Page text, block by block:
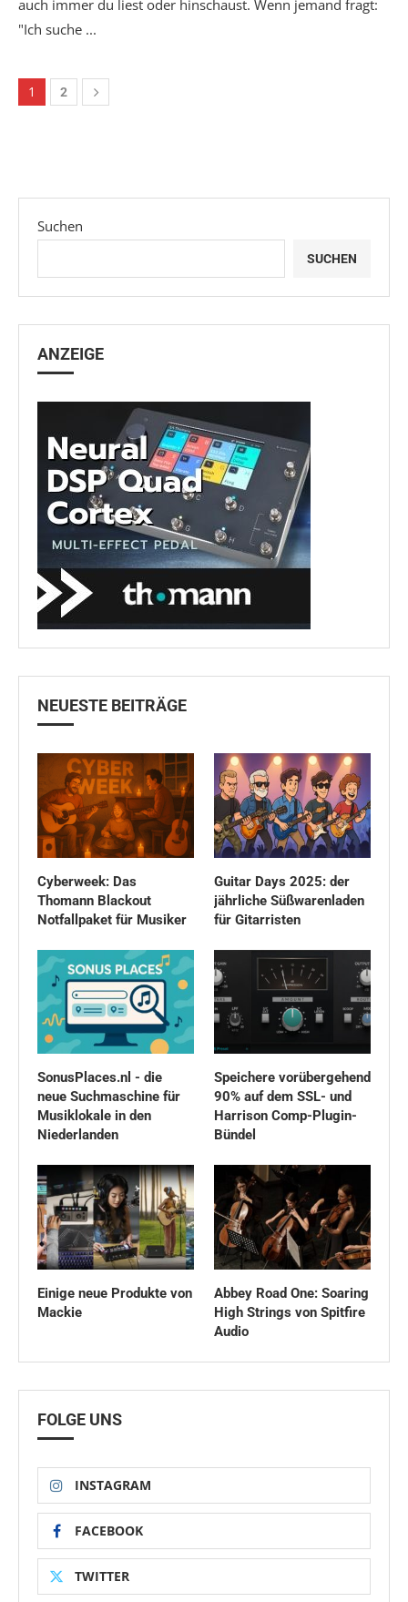
auch immer du liest oder hinschaust. Wenn jemand fragt:
"Ich suche ...
1 2
Suchen
SUCHEN
ANZEIGE
NEUESTE BEITRÄGE
Cyberweek: Das
Thomann Blackout
Notfallpaket für Musiker
Guitar Days 2025: der
jährliche Süßwarenladen
für Gitarristen
SonusPlaces.nl - die
neue Suchmaschine für
Musiklokale in den
Niederlanden
Speichere vorübergehend
90% auf dem SSL- und
Harrison Comp-Plugin-
Bündel
Einige neue Produkte von
Mackie
Abbey Road One: Soaring
High Strings von Spitfire
Audio
FOLGE UNS
INSTAGRAM
FACEBOOK
TWITTER